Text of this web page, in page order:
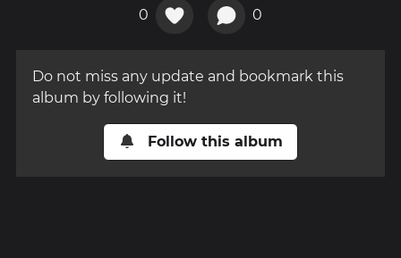
0 0
Do not miss any update and bookmark this
album by following it!
Follow this album